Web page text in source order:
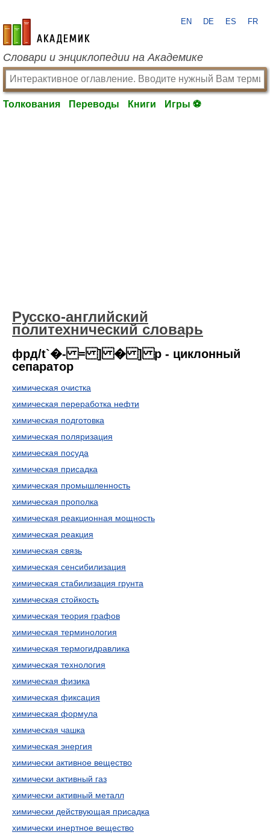
academic.ru
EN DE ES FR
Словари и энциклопедии на Академике
Толкования Переводы Книги Игры ⚽
Русско-английский
политехнический словарь
фрд/t`�- = ] � ] p - циклонный
сепаратор
химическая очистка
химическая переработка нефти
химическая подготовка
химическая поляризация
химическая посуда
химическая присадка
химическая промышленность
химическая прополка
химическая реакционная мощность
химическая реакция
химическая связь
химическая сенсибилизация
химическая стабилизация грунта
химическая стойкость
химическая теория графов
химическая терминология
химическая термогидравлика
химическая технология
химическая физика
химическая фиксация
химическая формула
химическая чашка
химическая энергия
химически активное вещество
химически активный газ
химически активный металл
химически действующая присадка
химически инертное вещество